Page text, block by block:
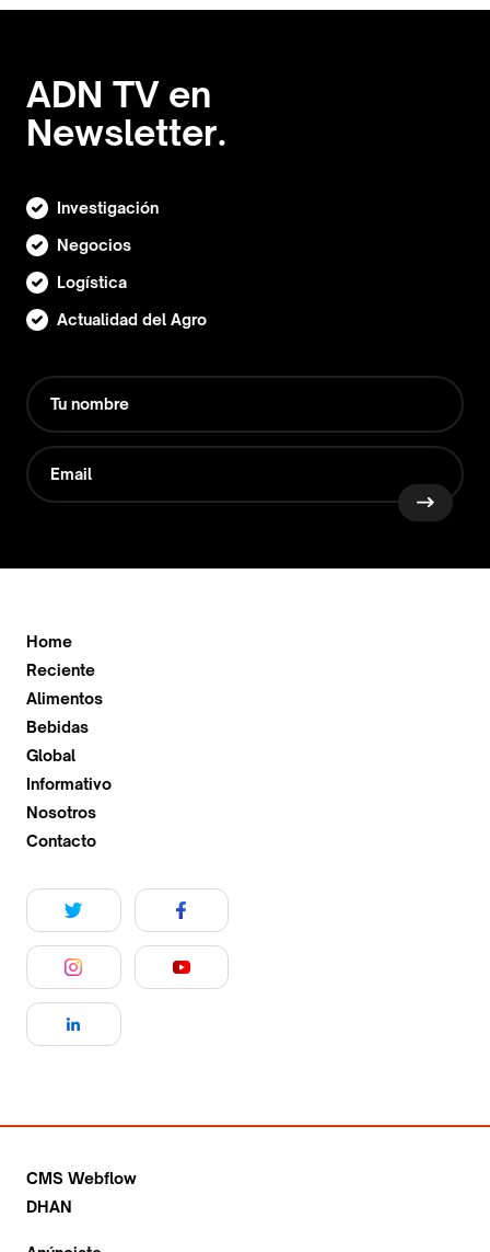
ADN TV en
Newsletter.
Investigación
Negocios
Logística
Actualidad del Agro
Home
Reciente
Alimentos
Bebidas
Global
Informativo
Nosotros
Contacto
CMS Webflow
DHAN